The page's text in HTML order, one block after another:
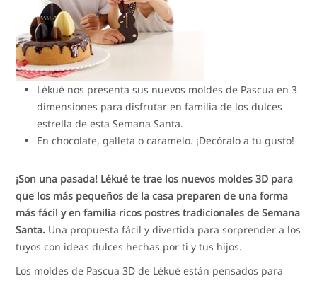
Lékué nos presenta sus nuevos moldes de Pascua en 3
dimensiones para disfrutar en familia de los dulces
estrella de esta Semana Santa.
En chocolate, galleta o caramelo. ¡Decóralo a tu gusto!
¡Son una pasada! Lékué te trae los nuevos moldes 3D para
que los más pequeños de la casa preparen de una forma
más fácil y en familia ricos postres tradicionales de Semana
Santa. Una propuesta fácil y divertida para sorprender a los
tuyos con ideas dulces hechas por ti y tus hijos.
Los moldes de Pascua 3D de Lékué están pensados para